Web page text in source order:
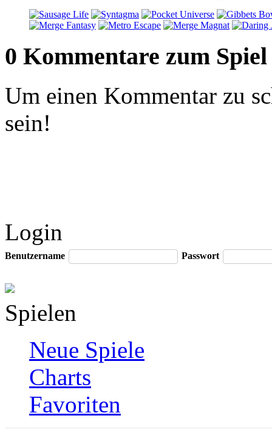
0 Kommentare zum Spiel
Um einen Kommentar zu
sein!
Login
Benutzername Passwort
Spielen
Neue Spiele
Charts
Favoriten